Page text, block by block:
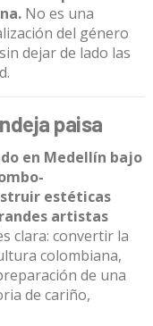
No es una
del género
dejar de lado las
paisa
en Medellín bajo
estéticas
artistas
clara: convertir la
colombiana,
de una
de cariño,